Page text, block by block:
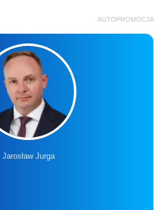
AUTOPROMOCJA
Jarosław Jurga